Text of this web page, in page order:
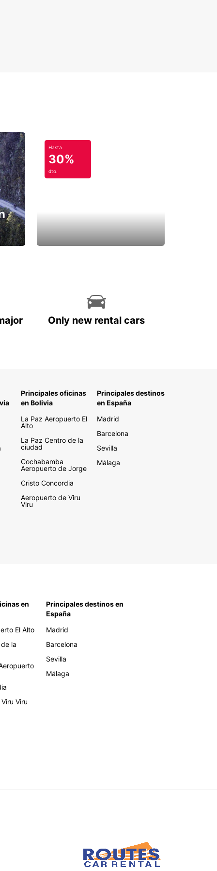
Hasta
30%
dto.
Only new rental cars
Principales oficinas
en Bolivia
La Paz Aeropuerto El
Alto
La Paz Centro de la
ciudad
Cochabamba
Aeropuerto de Jorge
Cristo Concordia
Aeropuerto de Viru
Viru
Principales destinos
en España
Madrid
Barcelona
Sevilla
Málaga
en
El Alto
la
Viru
Principales destinos en
España
Madrid
Barcelona
Sevilla
Málaga